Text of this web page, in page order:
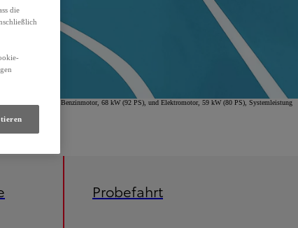
1,5-l-VVT-i Benzinmotor, 68 kW (92 PS), und Elektromotor, 59 kW (80 PS), Systemleistung
Probefahrt
die